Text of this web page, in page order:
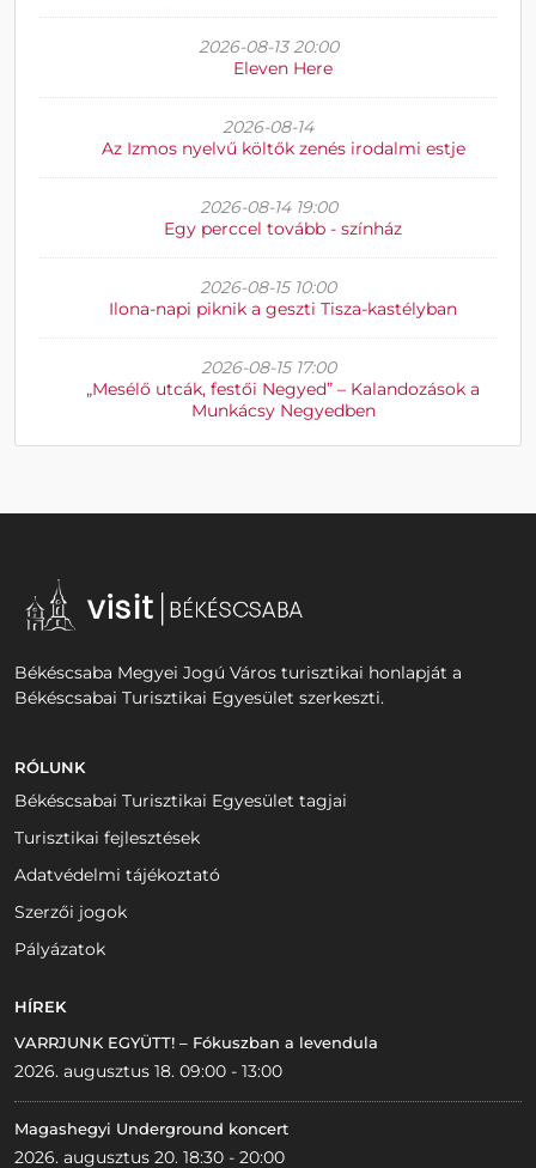
2026-08-13 20:00
Eleven Here
2026-08-14
Az Izmos nyelvű költők zenés irodalmi estje
2026-08-14 19:00
Egy perccel tovább - színház
2026-08-15 10:00
Ilona-napi piknik a geszti Tisza-kastélyban
2026-08-15 17:00
„Mesélő utcák, festői Negyed” – Kalandozások a
Munkácsy Negyedben
Békéscsaba Megyei Jogú Város turisztikai honlapját a
Békéscsabai Turisztikai Egyesület szerkeszti.
RÓLUNK
Békéscsabai Turisztikai Egyesület tagjai
Turisztikai fejlesztések
Adatvédelmi tájékoztató
Szerzői jogok
Pályázatok
HÍREK
VARRJUNK EGYÜTT! – Fókuszban a levendula
2026. augusztus 18. 09:00 - 13:00
Magashegyi Underground koncert
2026. augusztus 20. 18:30 - 20:00